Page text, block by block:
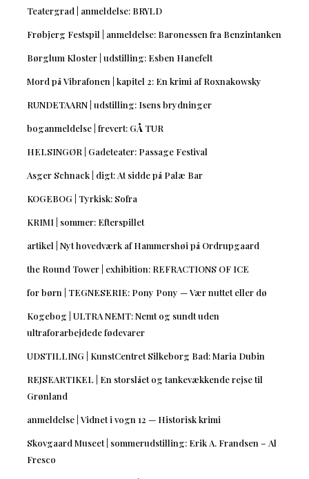
Teatergrad | anmeldelse: BRYLD
Frøbjerg Festspil | anmeldelse: Baronessen fra Benzintanken
Børglum Kloster | udstilling: Esben Hanefelt
Mord på Vibrafonen | kapitel 2: En krimi af Roxnakowsky
RUNDETAARN | udstilling: Isens brydninger
boganmeldelse | frevert: GÅ TUR
HELSINGØR | Gadeteater: Passage Festival
Asger Schnack | digt: At sidde på Palæ Bar
KOGEBOG | Tyrkisk: Sofra
KRIMI | sommer: Efterspillet
artikel | Nyt hovedværk af Hammershøi på Ordrupgaard
the Round Tower | exhibition: REFRACTIONS OF ICE
for børn | TEGNESERIE: Pony Pony — Vær nuttet eller dø
Kogebog | ULTRA NEMT: Nemt og sundt uden
ultraforarbejdede fødevarer
UDSTILLING | KunstCentret Silkeborg Bad: Maria Dubin
REJSEARTIKEL | En storslået og tankevækkende rejse til
Grønland
anmeldelse | Vidnet i vogn 12 — Historisk krimi
Skovgaard Museet | sommerudstilling: Erik A. Frandsen – Al
Fresco